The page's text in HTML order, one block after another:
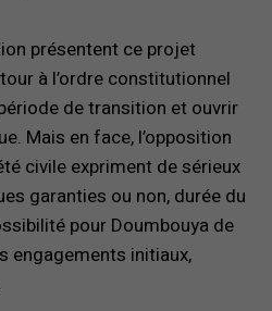
présentent ce projet
à l’ordre constitutionnel
de transition et ouvrir
Mais en face, l’opposition
civile expriment de sérieux
garanties ou non, durée du
pour Doumbouya de
engagements initiaux,